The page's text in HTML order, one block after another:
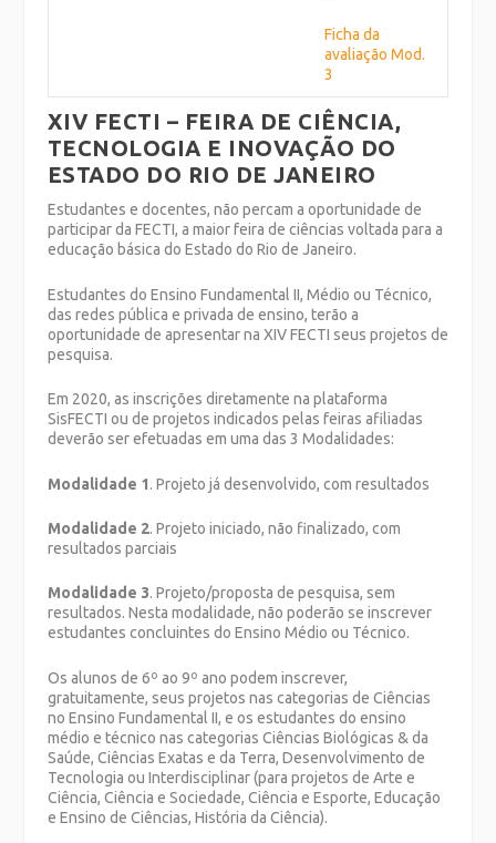
Ficha da
avaliação Mod.
3
XIV FECTI – FEIRA DE CIÊNCIA,
TECNOLOGIA E INOVAÇÃO DO
ESTADO DO RIO DE JANEIRO
Estudantes e docentes, não percam a oportunidade de
participar da FECTI, a maior feira de ciências voltada para a
educação básica do Estado do Rio de Janeiro.
Estudantes do Ensino Fundamental II, Médio ou Técnico,
das redes pública e privada de ensino, terão a
oportunidade de apresentar na XIV FECTI seus projetos de
pesquisa.
Em 2020, as inscrições diretamente na plataforma
SisFECTI ou de projetos indicados pelas feiras afiliadas
deverão ser efetuadas em uma das 3 Modalidades:
Modalidade 1. Projeto já desenvolvido, com resultados
Modalidade 2. Projeto iniciado, não finalizado, com
resultados parciais
Modalidade 3. Projeto/proposta de pesquisa, sem
resultados. Nesta modalidade, não poderão se inscrever
estudantes concluintes do Ensino Médio ou Técnico.
Os alunos de 6º ao 9º ano podem inscrever,
gratuitamente, seus projetos nas categorias de Ciências
no Ensino Fundamental II, e os estudantes do ensino
médio e técnico nas categorias Ciências Biológicas & da
Saúde, Ciências Exatas e da Terra, Desenvolvimento de
Tecnologia ou Interdisciplinar (para projetos de Arte e
Ciência, Ciência e Sociedade, Ciência e Esporte, Educação
e Ensino de Ciências, História da Ciência).